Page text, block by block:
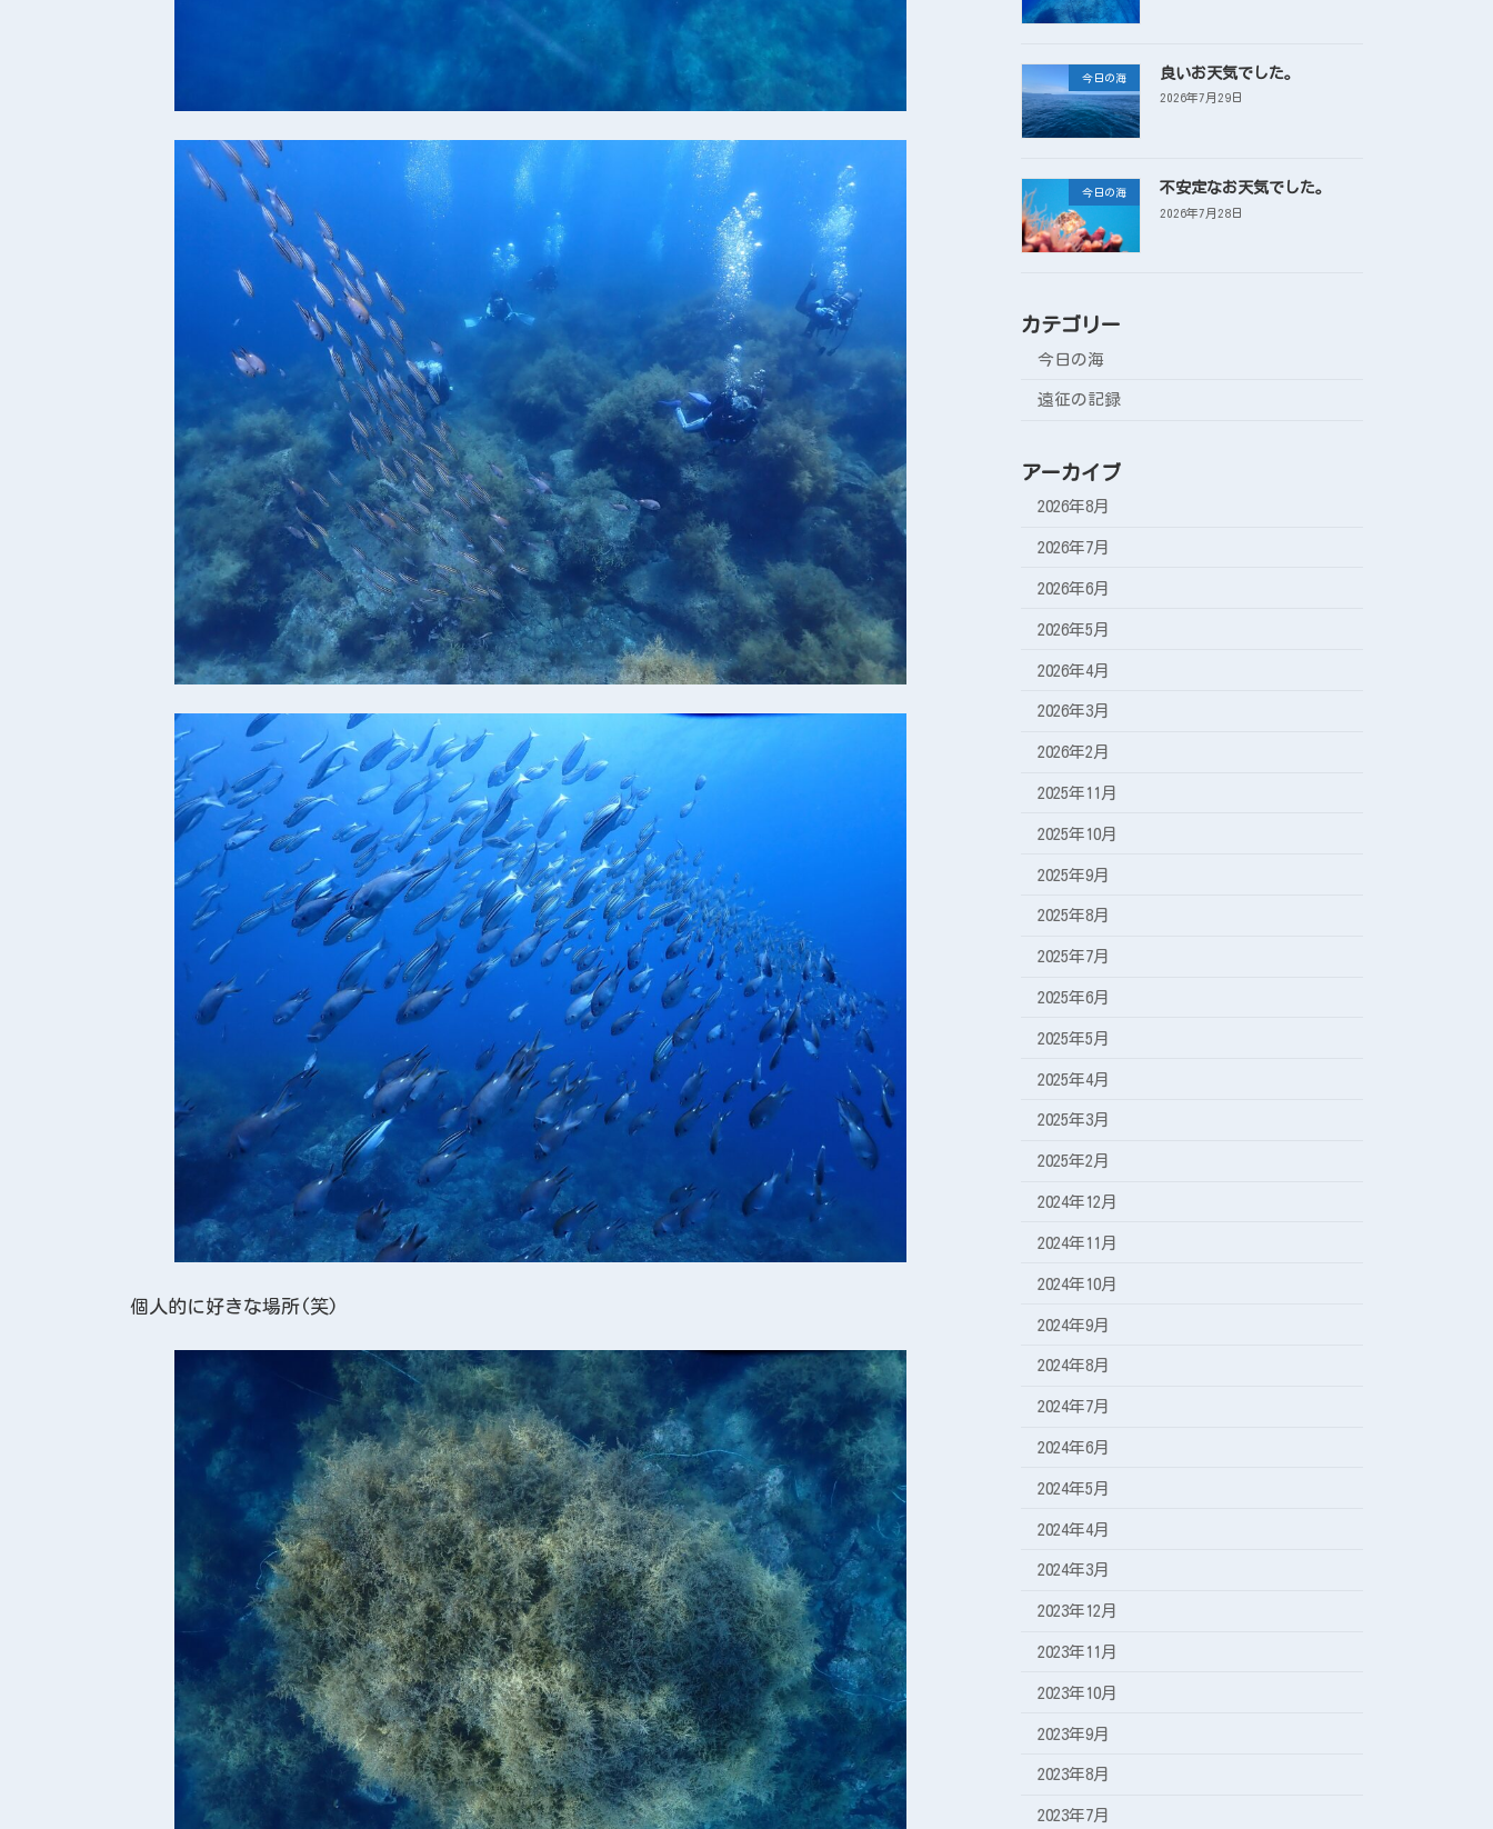
個人的に好きな場所(笑)
今日の海 良いお天気でした。
2026年7月29日
今日の海 不安定なお天気でした。
2026年7月28日
カテゴリー
今日の海
遠征の記録
アーカイブ
2026年8月
2026年7月
2026年6月
2026年5月
2026年4月
2026年3月
2026年2月
2025年11月
2025年10月
2025年9月
2025年8月
2025年7月
2025年6月
2025年5月
2025年4月
2025年3月
2025年2月
2024年12月
2024年11月
2024年10月
2024年9月
2024年8月
2024年7月
2024年6月
2024年5月
2024年4月
2024年3月
2023年12月
2023年11月
2023年10月
2023年9月
2023年8月
2023年7月